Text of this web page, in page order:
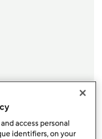
succo
arancia e brodo
access personal
identifiers, on your